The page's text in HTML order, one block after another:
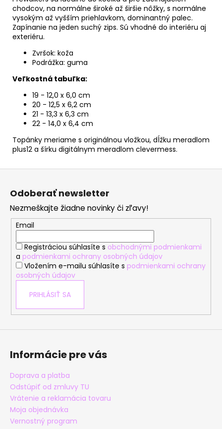
chodcov, na normálne široké až širšie nôžky, s normálne
vysokým až vyšším priehlavkom, dominantný palec.
Zapínanie na jeden suchý zips. Sú vhodné do interiéru aj
exteriéru.
Zvršok: koža
Podrážka: guma
Veľkostná tabuľka:
19 - 12,0 x 6,0 cm
20 - 12,5 x 6,2 cm
21 - 13,3 x 6,3 cm
22 - 14,0 x 6,4 cm
Topánky meriame s originálnou vložkou, dĺžku meradlom
plus12 a šírku digitálnym meradlom clevermess.
Z
Odoberať newsletter
Nezmeškajte žiadne novinky či zľavy!
Email
Registráciou súhlasíte s obchodnými podmienkami
a podmienkami ochrany osobných údajov
Vložením e-mailu súhlasíte s podmienkami ochrany
osobných údajov
PRIHLÁSIŤ SA
Informácie pre vás
Doprava a platba
Odstúpiť od zmluvy TU
Vrátenie a reklamácia tovaru
Moja objednávka
Vernostný program